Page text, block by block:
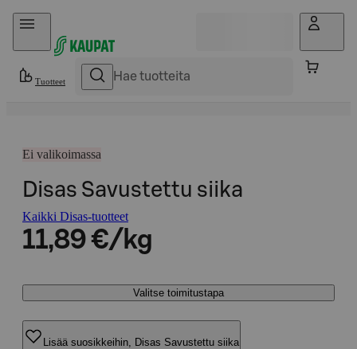
Hyppää sisältöön
Tuotteet
Ei valikoimassa
Disas Savustettu siika
Kaikki Disas-tuotteet
11,89 €/kg
Valitse toimitustapa
Lisää suosikkeihin, Disas Savustettu siika